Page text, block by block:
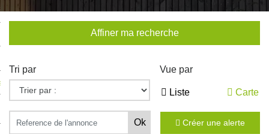
Trecobois
à NESTOR
Affiner ma recherche
Tri par Vue par
Liste Carte
Créer une alerte